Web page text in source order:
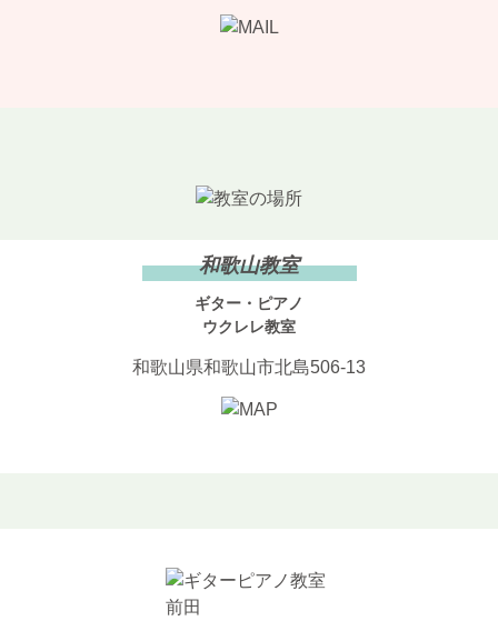
和歌山教室
ギター・ピアノ
ウクレレ教室
和歌山県和歌山市北島506-13